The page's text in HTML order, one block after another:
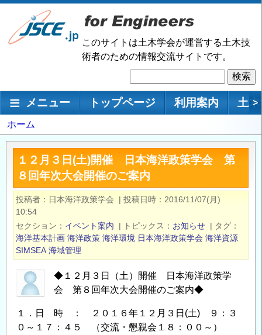
メ
ン
移
このサイトは土木学会が運営する土木技
術者のための情報交流サイトです。
索
メインナビゲーション
メニュー トップページ 利用案内 土 >
パ
ン
ホーム
１２月３日(土)開催 日本海洋政策学会 第
８回年次大会開催のご案内
投稿者 日本海洋政策学会 | 投稿日時
2016/11/07(月)
10:54
セクション
イベント案内 | トピックス お知らせ | タグ
海洋基本計画 海洋政策 海洋環境 日本海洋政策学会 海洋資源
SIMSEA 海域管理
◆１２月３日（土）開催 日本海洋政策学
会 第８回年次大会開催のご案内◆
１．日 時 ： ２０１６年１２月３日(土) ９：３
０～１７：４５ （交流・懇親会１８：００～）